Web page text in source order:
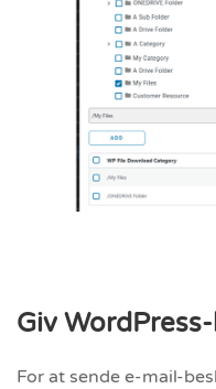
Giv
For at sende e-mail-